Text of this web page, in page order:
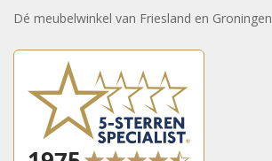
Dé meubelwinkel van Friesland en Groningen